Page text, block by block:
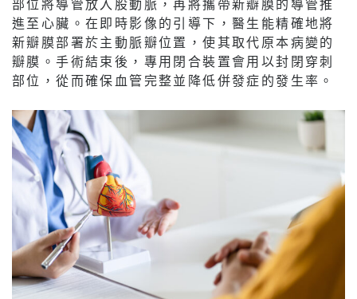
部位將導管放入股動脈，再將攜帶新瓣膜的導管推
進至心臟。在即時影像的引導下，醫生能精確地將
新瓣膜部署於主動脈瓣位置，使其取代原本病變的
瓣膜。手術結束後，專用閉合裝置會用以封閉穿刺
部位，從而確保血管完整並降低併發症的發生率。